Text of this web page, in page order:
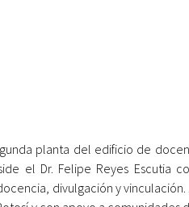
planta del edificio de
el Dr. Felipe Reyes Escutia
divulgación y